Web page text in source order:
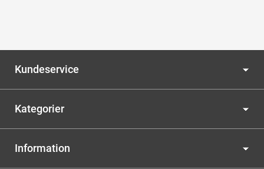
Kundeservice
Kategorier
Information